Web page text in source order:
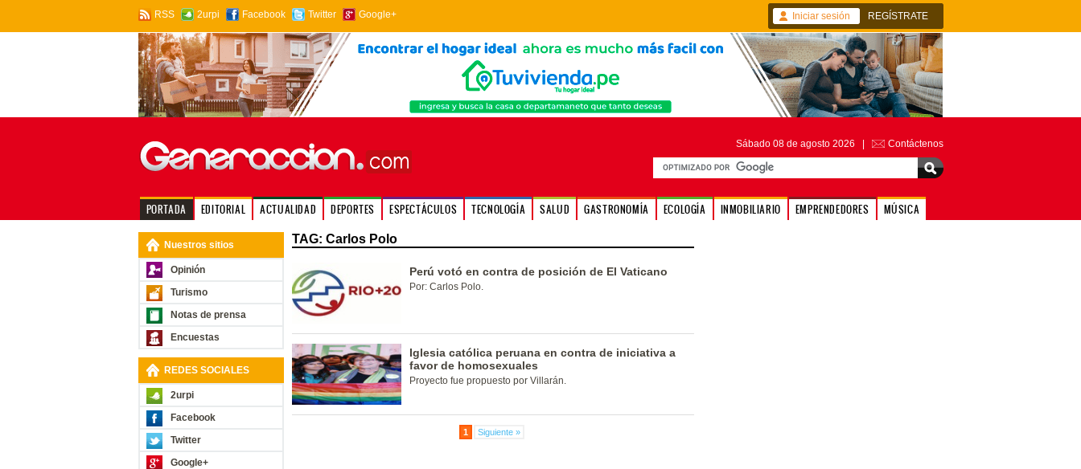
RSS 2urpi Facebook Twitter Google+ Iniciar sesión REGÍSTRATE
Sábado 08 de agosto 2026 | Contáctenos
PORTADA EDITORIAL ACTUALIDAD DEPORTES ESPECTÁCULOS TECNOLOGÍA SALUD GASTRONOMÍA ECOLOGÍA INMOBILIARIO EMPRENDEDORES MÚSICA
Nuestros sitios
Opinión
Turismo
Notas de prensa
Encuestas
REDES SOCIALES
2urpi
Facebook
Twitter
Google+
TAG: Carlos Polo
Perú votó en contra de posición de El Vaticano
Por: Carlos Polo.
Iglesia católica peruana en contra de iniciativa a
favor de homosexuales
Proyecto fue propuesto por Villarán.
1 Siguiente »